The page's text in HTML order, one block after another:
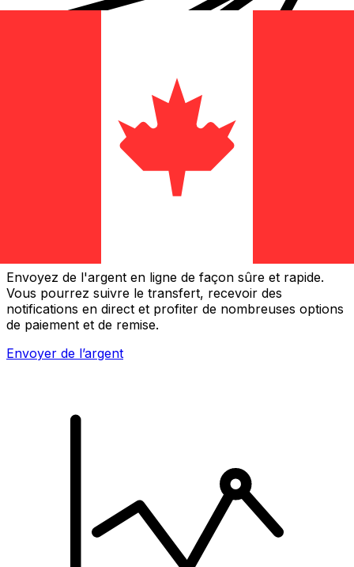
Envoyez de l'argent en ligne de façon sûre et rapide.
Vous pourrez suivre le transfert, recevoir des
notifications en direct et profiter de nombreuses options
de paiement et de remise.
Envoyer de l’argent